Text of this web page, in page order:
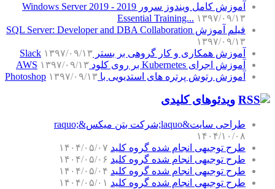
آموزش کامل ویندوز سرور 2019 - Windows Server 2019
Essential Training... ۱۳۹۷/۰۹/۱۳
فیلم آموزش SQL Server: Developer and DBA Collaboration
۱۳۹۷/۰۹/۱۳
آموزش همکاری و کار گروهی بر بستر Slack ۱۳۹۷/۰۹/۱۳
آموزش اجرای Kubernetes بر روی کلود AWS
۱۳۹۷/۰۹/۱۳
آموزش رتوش پرتره های استدیویی با Photoshop ۱۳۹۷/۰۹/۱۳
ویدئوهای کلیدی
طراحی سایت&laquo;شرکت بتن میکس&raquo;
۱۴۰۴/۱۰/۰۸
طرح توجیهی انجام شده گروه کلید ۱۴۰۴/۰۵/۰۷
طرح توجیهی انجام شده گروه کلید ۱۴۰۴/۰۵/۰۶
طرح توجیهی انجام شده گروه کلید ۱۴۰۴/۰۵/۰۴
طرح توجیهی انجام شده گروه کلید ۱۴۰۴/۰۵/۰۱